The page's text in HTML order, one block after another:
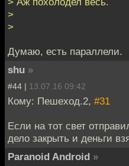
>
>
Думаю, есть параллели.
shu »
#44 | 13.07.16 09:42
Кому: Пешеход.2, #31
Если на тот свет
дело закрыть и деньги
Paranoid Android »